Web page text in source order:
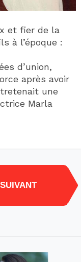
et fier de la
à l’époque :
d’union,
après avoir
une
Marla
SUIVANT